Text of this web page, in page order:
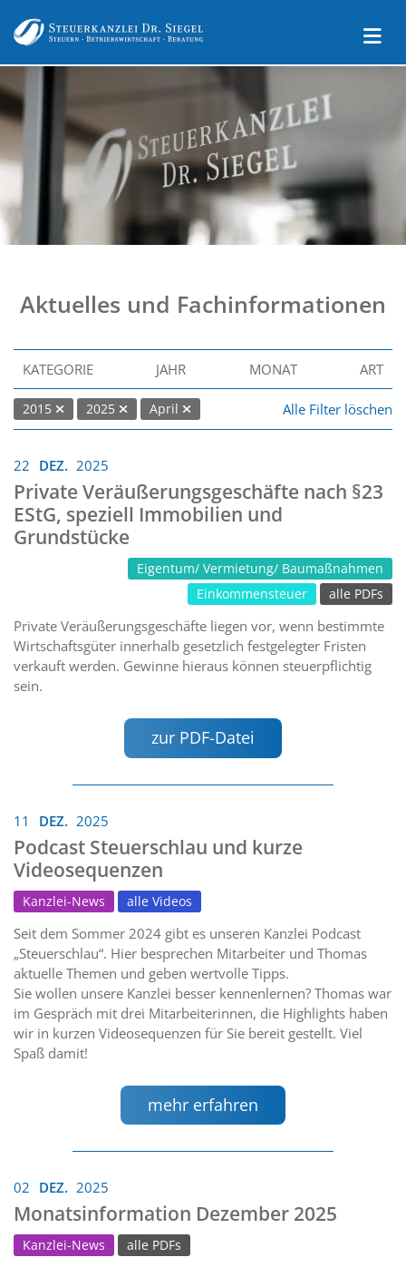
Aktuelles und Fachinformationen
KATEGORIE JAHR MONAT ART
2015 2025 April Alle Filter löschen
22 DEZ. 2025
Private Veräußerungsgeschäfte nach §23
EStG, speziell Immobilien und
Grundstücke
Eigentum/ Vermietung/ Baumaßnahmen
Einkommensteuer
alle PDFs
Private Veräußerungsgeschäfte liegen vor, wenn bestimmte
Wirtschaftsgüter innerhalb gesetzlich festgelegter Fristen
verkauft werden. Gewinne hieraus können steuerpflichtig
sein.
zur PDF-Datei
11 DEZ. 2025
Podcast Steuerschlau und kurze
Videosequenzen
Kanzlei-News alle Videos
Seit dem Sommer 2024 gibt es unseren Kanzlei Podcast
„Steuerschlau“. Hier besprechen Mitarbeiter und Thomas
aktuelle Themen und geben wertvolle Tipps.
Sie wollen unsere Kanzlei besser kennenlernen? Thomas war
im Gespräch mit drei Mitarbeiterinnen, die Highlights haben
wir in kurzen Videosequenzen für Sie bereit gestellt. Viel
Spaß damit!
mehr erfahren
02 DEZ. 2025
Monatsinformation Dezember 2025
Kanzlei-News alle PDFs